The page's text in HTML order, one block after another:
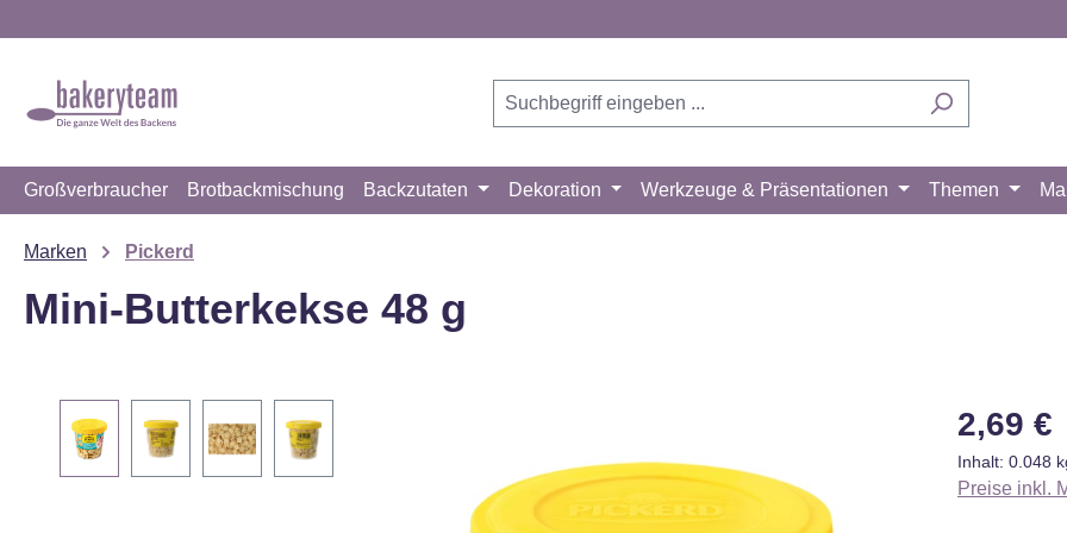
Großverbraucher Brotbackmischung Backzutaten Dekoration Werkzeuge & Präsentationen Themen
Marken Pickerd
Mini-Butterkekse 48 g
Regulärer
2,69 €
Inhalt: 0.048
Preise inkl.